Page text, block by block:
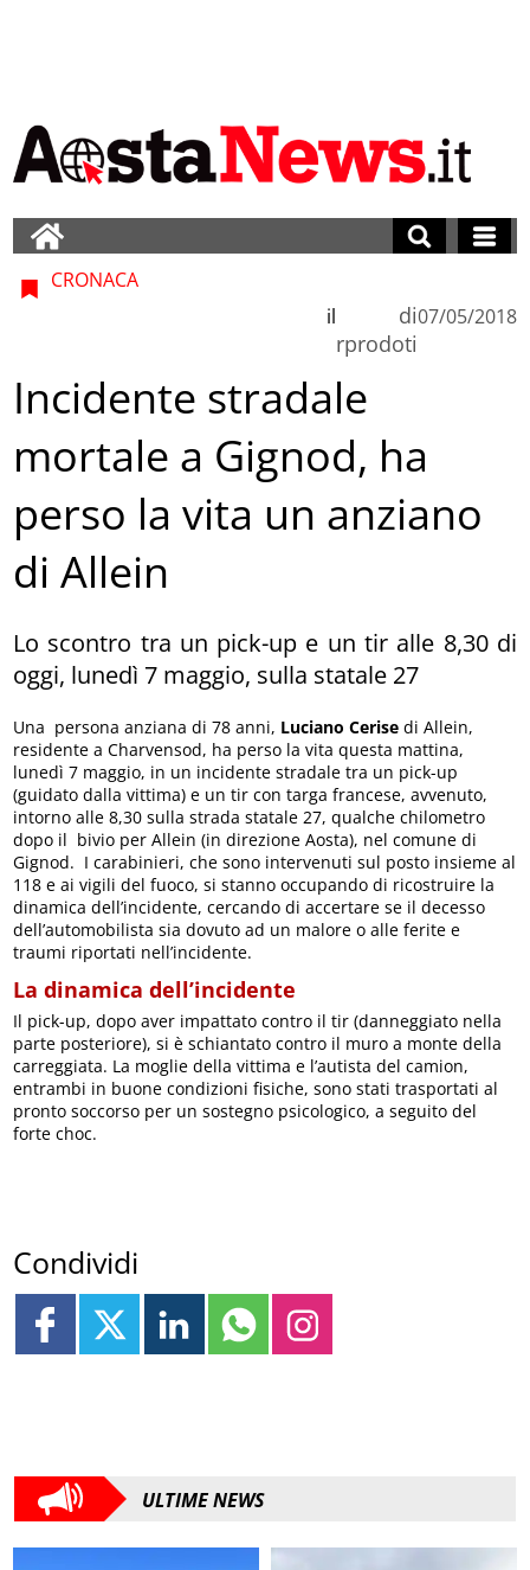
CRONACA
di
rprodoti
il 07/05/2018
Incidente stradale
mortale a Gignod, ha
perso la vita un anziano
di Allein
Lo scontro tra un pick-up e un tir alle 8,30 di
oggi, lunedì 7 maggio, sulla statale 27
Una persona anziana di 78 anni, Luciano Cerise di Allein,
residente a Charvensod, ha perso la vita questa mattina,
lunedì 7 maggio, in un incidente stradale tra un pick-up
(guidato dalla vittima) e un tir con targa francese, avvenuto,
intorno alle 8,30 sulla strada statale 27, qualche chilometro
dopo il bivio per Allein (in direzione Aosta), nel comune di
Gignod. I carabinieri, che sono intervenuti sul posto insieme al
118 e ai vigili del fuoco, si stanno occupando di ricostruire la
dinamica dell’incidente, cercando di accertare se il decesso
dell’automobilista sia dovuto ad un malore o alle ferite e
traumi riportati nell’incidente.
La dinamica dell’incidente
Il pick-up, dopo aver impattato contro il tir (danneggiato nella
parte posteriore), si è schiantato contro il muro a monte della
carreggiata. La moglie della vittima e l’autista del camion,
entrambi in buone condizioni fisiche, sono stati trasportati al
pronto soccorso per un sostegno psicologico, a seguito del
forte choc.
Condividi
ULTIME NEWS